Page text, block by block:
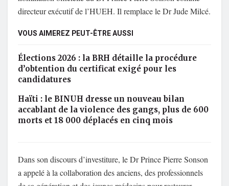
directeur exécutif de l’HUEH. Il remplace le Dr Jude Milcé.
VOUS AIMEREZ PEUT-ÊTRE AUSSI
Élections 2026 : la BRH détaille la procédure
d’obtention du certificat exigé pour les
candidatures
Haïti : le BINUH dresse un nouveau bilan
accablant de la violence des gangs, plus de 600
morts et 18 000 déplacés en cinq mois
Dans son discours d’investiture, le Dr Prince Pierre Sonson
a appelé à la collaboration des anciens, des professionnels